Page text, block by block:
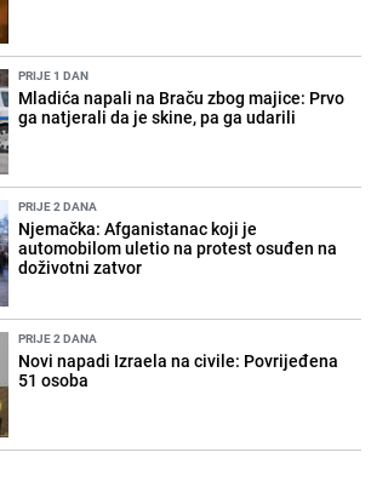
PRIJE 1 DAN
Mladića napali na Braču zbog majice: Prvo
ga natjerali da je skine, pa ga udarili
PRIJE 2 DANA
Njemačka: Afganistanac koji je
automobilom uletio na protest osuđen na
doživotni zatvor
PRIJE 2 DANA
Novi napadi Izraela na civile: Povrijeđena
51 osoba